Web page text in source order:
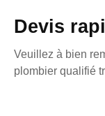
Devis
Veuillez à bien
plombier qualifié